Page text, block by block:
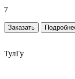
7
Заказать
ТулГу